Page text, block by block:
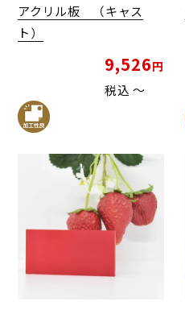
アクリル板 （キャス
ト）
9,526
税込 〜